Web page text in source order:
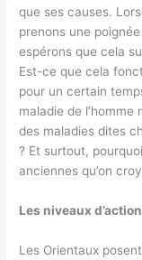
que ses causes.
prenons une
espérons que cela
Est-ce que cela
pour un certain
maladie de l’homme
des maladies dites
? Et surtout,
anciennes qu’on
Les niveaux
Les Orientaux